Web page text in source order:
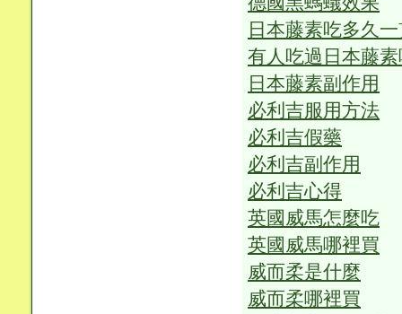
日本藤素吃多久
有人吃過日本藤
日本藤素副作用
必利吉服用方法
必利吉假藥
必利吉副作用
必利吉心得
英國威馬怎麼吃
英國威馬哪裡買
威而柔是什麼
威而柔哪裡買